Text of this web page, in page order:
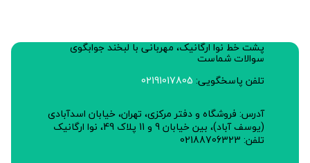
سدیم: 21.63پشت خط نوا ارگانیک، مهربانی با لبخند جوابگوی
سوالات شماست
تلفن پاسخگویی: 02191017805
آدرس: فروشگاه و دفتر مرکزی، تهران، خیابان اسدآبادی
(یوسف آباد)، بین خیابان 9 و 11 پلاک 49، نوا ارگانیک
تلفن: 02188706323